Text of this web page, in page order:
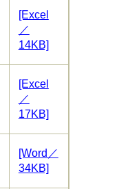
[Excel
／
14KB]
[Excel
／
17KB]
[Word／
34KB]